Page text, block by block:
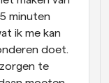
minuten
ik me kan
doet.
te